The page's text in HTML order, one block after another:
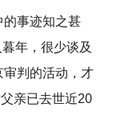
的事迹知之甚
年，很少谈及
判的活动，才
亲已去世近20